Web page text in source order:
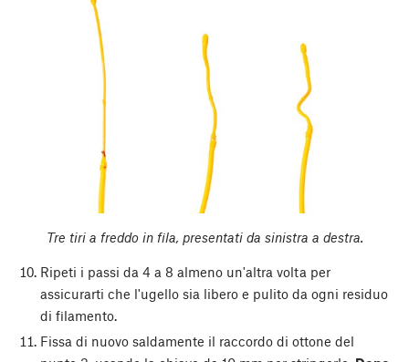
Tre tiri a freddo in fila, presentati da sinistra a destra.
Ripeti i passi da 4 a 8 almeno un'altra volta per
assicurarti che l'ugello sia libero e pulito da ogni residuo
di filamento.
Fissa di nuovo saldamente il raccordo di ottone del